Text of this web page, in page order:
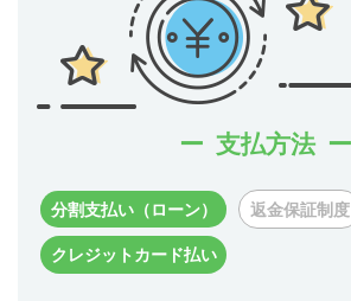
支払方法
分割支払い（ローン） 返金保証制度
クレジットカード払い